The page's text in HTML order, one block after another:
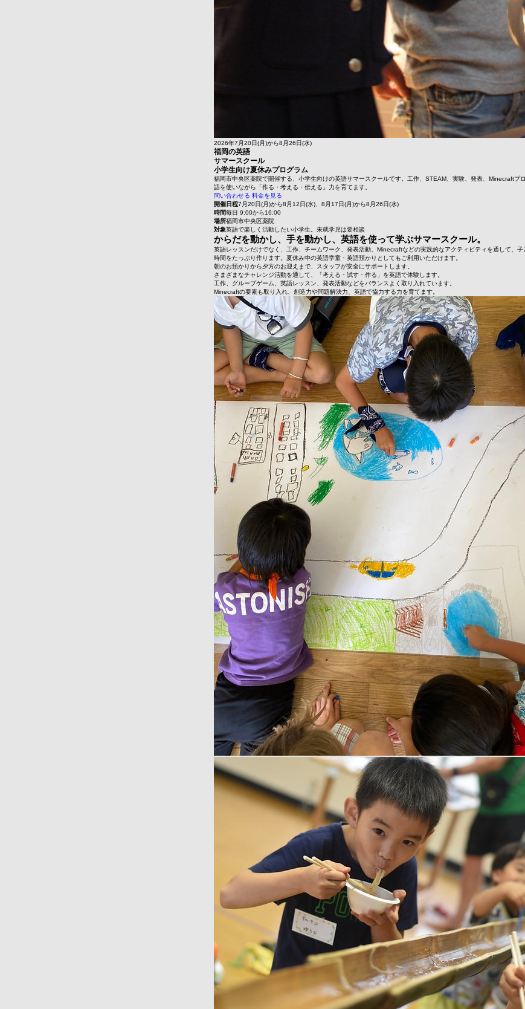
2026年7月20日(月)から8月26日(水)
福岡の英語
サマースクール
小学生向け夏休みプログラム
福岡市中央区薬院で開催する、小学生向けの英語サマースクールです。工作、STEAM、実験、発表、Minecraftプ
語を使いながら「作る・考える・伝える」力を育てます。
問い合わせる 料金を見る
開催日程7月20日(月)から8月12日(水)、8月17日(月)から8月26日(水)
時間毎日 9:00から16:00
場所福岡市中央区薬院
対象英語で楽しく活動したい小学生。未就学児は要相談
からだを動かし、手を動かし、英語を使って学ぶサマースクール。
英語レッスンだけでなく、工作、チームワーク、発表活動、Minecraftなどの実践的なアクティビティを通して、子
時間をたっぷり作ります。夏休み中の英語学童・英語預かりとしてもご利用いただけます。
朝のお預かりから夕方のお迎えまで、スタッフが安全にサポートします。
さまざまなチャレンジ活動を通して、「考える・試す・作る」を英語で体験します。
工作、グループゲーム、英語レッスン、発表活動などをバランスよく取り入れています。
Minecraftの要素も取り入れ、創造力や問題解決力、英語で協力する力を育てます。